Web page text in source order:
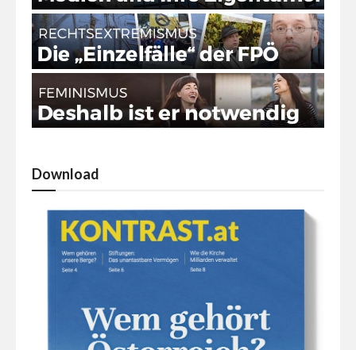
Download